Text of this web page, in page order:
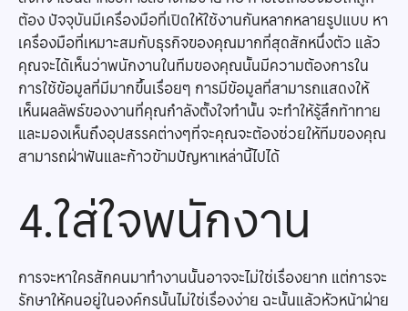
ต้อง ปัจจุบันมีเครื่องมือที่เปิดให้ใช้งานกันหลากหลายรูปแบบ หา
เครื่องมือที่เหมาะสมกับธุรกิจของคุณมากที่สุดสักหนึ่งตัว แล้ว
คุณจะได้เห็นว่าพนักงานในทีมของคุณนั้นมีความต้องการใน
การใช้ข้อมูลที่มีมากขึ้นเรื่อยๆ การมีข้อมูลที่สามารถแสดงให้
เห็นผลลัพธ์ของงานที่คุณกำลังตั้งใจทำนั้น จะทำให้รู้สึกท้าทาย
และมองเห็นถึงอุปสรรคต่างๆที่จะคุณจะต้องช่วยให้ทีมของคุณ
สามารถฝ่าฟันและก้าวข้ามปัญหาเหล่านี้ไปได้
4.ใส่ใจพนักงาน
การจะหาใครสักคนมาทำงานนั้นอาจจะไม่ใช่เรื่องยาก แต่การจะ
รักษาให้คนอยู่ในองค์กรนั้นไม่ใช่เรื่องง่าย ฉะนั้นแล้วหัวหน้าฝ่าย